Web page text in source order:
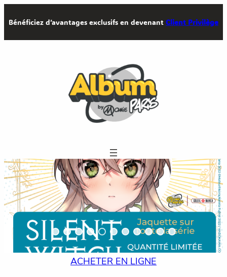
au
contenu
Bénéficiez d’avantages exclusifs en devenant Client Privilège
ACHETER EN LIGNE